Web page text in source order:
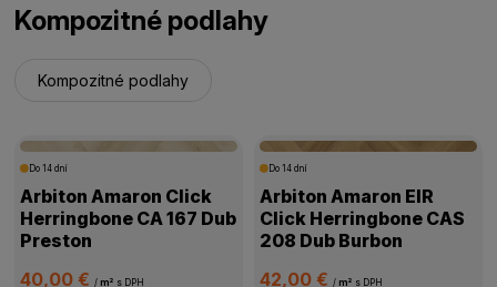
Kompozitné podlahy
Kompozitné podlahy
Do 14 dní
Arbiton Amaron Click
Herringbone CA 167 Dub
Preston
40,00 €/ m² s DPH
Do 14 dní
Arbiton Amaron EIR
Click Herringbone CAS
208 Dub Burbon
42,00 € / m² s DPH